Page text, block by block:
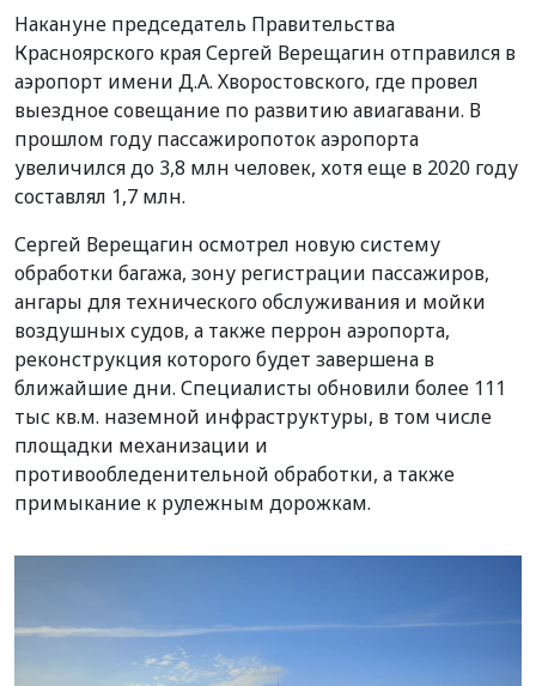
Накануне председатель Правительства
Красноярского края Сергей Верещагин отправился в
аэропорт имени Д.А. Хворостовского, где провел
выездное совещание по развитию авиагавани. В
прошлом году пассажиропоток аэропорта
увеличился до 3,8 млн человек, хотя еще в 2020 году
составлял 1,7 млн.
Сергей Верещагин осмотрел новую систему
обработки багажа, зону регистрации пассажиров,
ангары для технического обслуживания и мойки
воздушных судов, а также перрон аэропорта,
реконструкция которого будет завершена в
ближайшие дни. Специалисты обновили более 111
тыс кв.м. наземной инфраструктуры, в том числе
площадки механизации и
противообледенительной обработки, а также
примыкание к рулежным дорожкам.